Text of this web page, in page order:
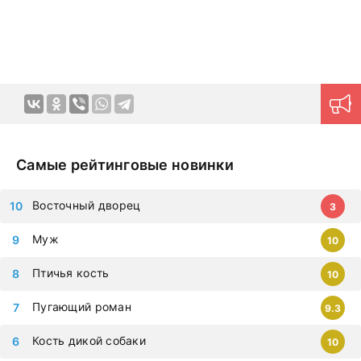
Продуманная навигация поможет моментально найти
нужный контент. Новые серии на дорама клуб
дорамы, которыми восхищается весь мир. Все фильмы
можно смотреть на любых гаджетах – iphone, android,
планшет.
Самые рейтинговые новинки
Кость дикой собаки 10
Пугающий роман 9.3
Птичья кость 10
Муж 10
Восточный дворец 3